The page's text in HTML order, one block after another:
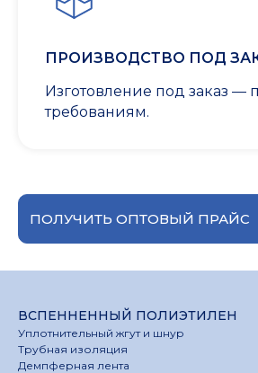
ПРОИЗВОДСТВО ПОД
Изготовление под заказ —
требованиям.
ПОЛУЧИТЬ ОПТОВЫЙ ПРАЙС
ВСПЕННЕННЫЙ ПОЛИЭТИЛЕН
Уплотнительный жгут и шнур
Трубная изоляция
Демпферная лента